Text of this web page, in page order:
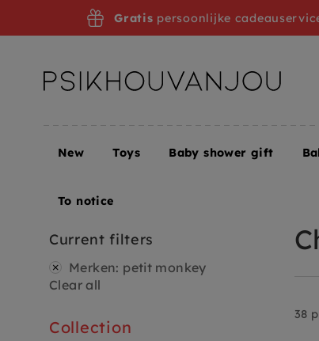
Home Food + Drink
38
Current filters
Merken: petit monkey
Clear all
Collection
Gratis persoonlijke
New Toys Baby shower gift
To notice